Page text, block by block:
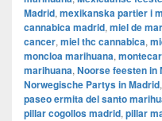
Madrid, mexikanska partier i
cannabica madrid, miel de
cancer, miel thc cannabica,
moncloa marihuana,
marihuana, Noorse feesten in
Norwegische Partys in Madrid,
paseo ermita del santo
pillar cogollos madrid, pillar